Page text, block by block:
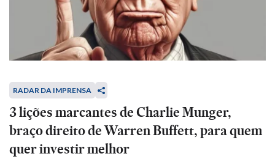
RADAR DA IMPRENSA
3 lições marcantes de Charlie Munger,
braço direito de Warren Buffett, para quem
quer investir melhor